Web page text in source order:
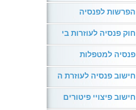
הפרשות לפנסיה
חוק פנסיה לעוזרות בי
פנסיה למטפלות
חישוב פנסיה לעוזרת ה
חישוב פיצויי פיטורים